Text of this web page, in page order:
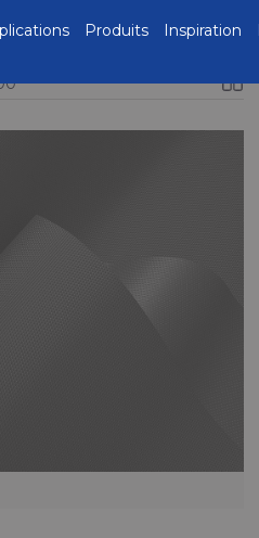
Produits Inspiration